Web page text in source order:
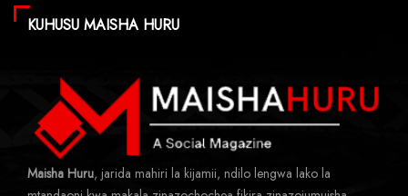
KUHUSU MAISHA HURU
Maisha Huru, jarida mahiri la kijamii, ndilo lengwa lako la